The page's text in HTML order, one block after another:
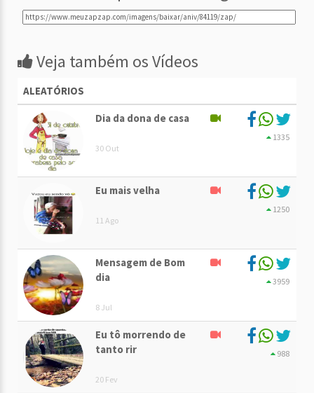
Veja também os Vídeos
ALEATÓRIOS
Dia da dona de casa
30 Out
1335
Eu mais velha
11 Ago
1250
Mensagem de Bom
dia
8 Jul
3959
Eu tô morrendo de
tanto rir
20 Fev
988